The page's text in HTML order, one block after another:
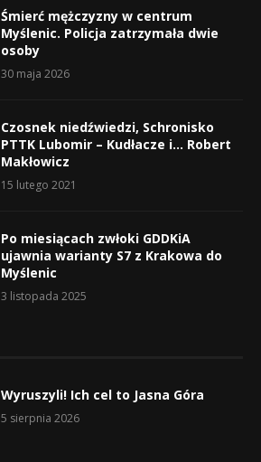
Śmierć mężczyzny w centrum
Myślenic. Policja zatrzymała dwie
osoby
30 maja 2026
Czosnek niedźwiedzi, Schronisko
PTTK Lubomir – Kudłacze i… Robert
Makłowicz
15 lutego 2021
Po miesiącach zwłoki GDDKiA
ujawnia warianty S7 z Krakowa do
Myślenic
3 listopada 2025
Wyruszyli! Ich cel to Jasna Góra
5 sierpnia 2026